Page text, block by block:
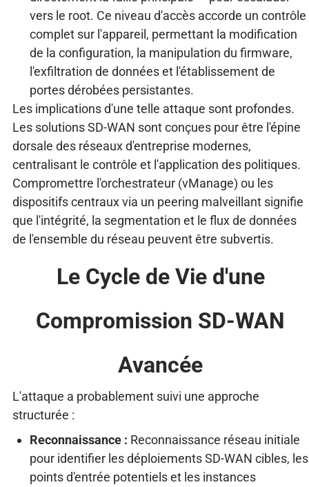
vers le root. Ce niveau d'accès accorde un contrôle
complet sur l'appareil, permettant la modification
de la configuration, la manipulation du firmware,
l'exfiltration de données et l'établissement de
portes dérobées persistantes.
Les implications d'une telle attaque sont profondes.
Les solutions SD-WAN sont conçues pour être l'épine
dorsale des réseaux d'entreprise modernes,
centralisant le contrôle et l'application des politiques.
Compromettre l'orchestrateur (vManage) ou les
dispositifs centraux via un peering malveillant signifie
que l'intégrité, la segmentation et le flux de données
de l'ensemble du réseau peuvent être subvertis.
Le Cycle de Vie d'une
Compromission SD-WAN
Avancée
L'attaque a probablement suivi une approche
structurée :
Reconnaissance : Reconnaissance réseau initiale
pour identifier les déploiements SD-WAN cibles, les
points d'entrée potentiels et les instances